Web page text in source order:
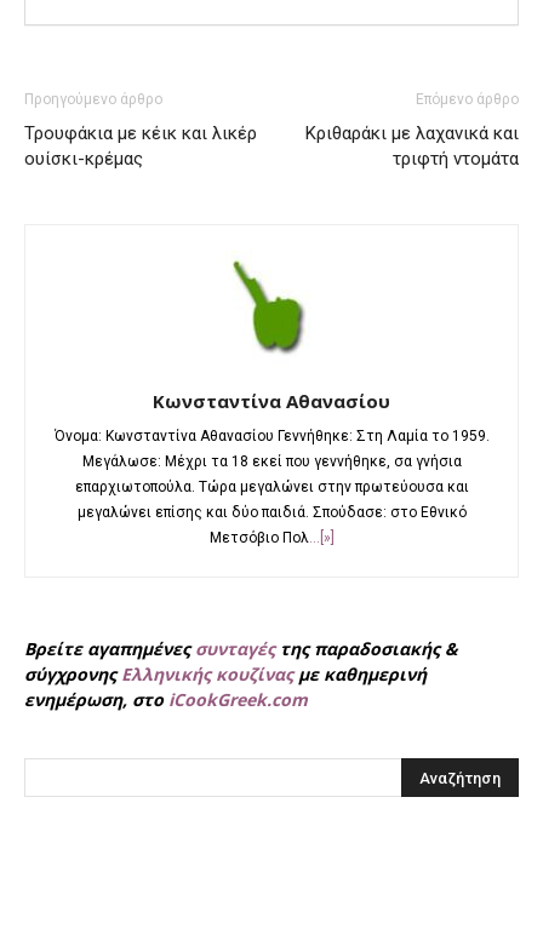
Προηγούμενο άρθρο
Τρουφάκια με κέικ και λικέρ
ουίσκι-κρέμας
Επόμενο άρθρο
Κριθαράκι με λαχανικά και
τριφτή ντομάτα
Κωνσταντίνα Αθανασίου
Όνομα: Κωνσταντίνα Αθανασίου Γεννήθηκε: Στη Λαμία το 1959.
Μεγάλωσε: Μέχρι τα 18 εκεί που γεννήθηκε, σα γνήσια
επαρχιωτοπούλα. Τώρα μεγαλώνει στην πρωτεύουσα και
μεγαλώνει επίσης και δύο παιδιά. Σπούδασε: στο Εθνικό
Μετσόβιο Πολ...[»]
Βρείτε αγαπημένεςσυνταγέςτης παραδοσιακής &
σύγχρονηςΕλληνικής κουζίναςμε καθημερινή
ενημέρωση, στο iCookGreek.com